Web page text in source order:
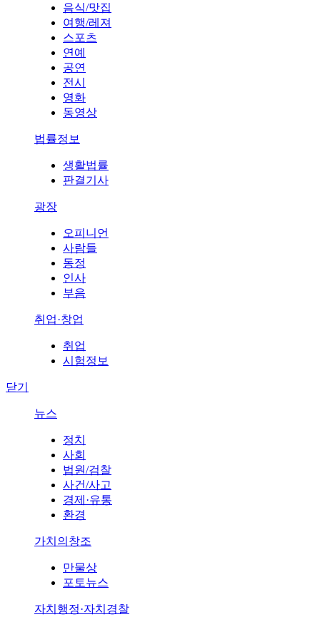
음식/맛집
여행/레져
스포츠
연예
공연
전시
영화
동영상
법률정보
생활법률
판결기사
광장
오피니언
사람들
동정
인사
부음
취업·창업
취업
시험정보
닫기
뉴스
정치
사회
법원/검찰
사건/사고
경제·유통
환경
가치의창조
만물상
포토뉴스
자치행정·자치경찰